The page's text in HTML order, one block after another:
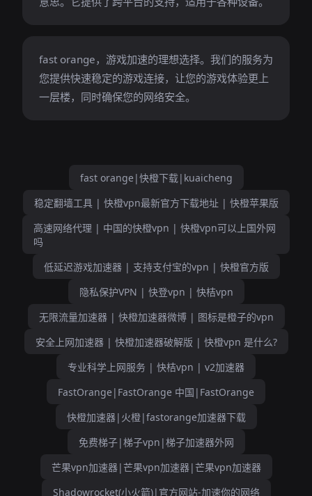
fast orange，游戏加速的理想选择。我们的服务为
您提供快速稳定的游戏连接，让您的游戏体验更上
一层楼，同时确保您的网络安全。
fast orange|快橙下载|kuaicheng
稳定翻墙工具 | 快橙vpn最新官方下载地址 | 快橙苹果版
高速网络代理 | 中国的快橙vpn | 快橙vpn可以上国外网
吗
低延迟游戏加速器 | 支持支付宝的vpn | 快橙官方版
隐私保护VPN | 快登vpn | 快桔vpn
无限流量加速器 | 快橙加速器微博 | 图标是橙子的vpn
安全上网加速器 | 快橙加速器破解版 | 快橙vpn 是什么?
专业科学上网服务 | 快桔vpn | v2加速器
FastOrange|FastOrange 中国|FastOrange
快橙加速器|火橙|fastorange加速器下载
免费梯子|梯子vpn|梯子加速器外网
芒果vpn加速器|芒果vpn加速器|芒果vpn加速器
Shadowrocket(小火箭)|官方网站-加速你的网络